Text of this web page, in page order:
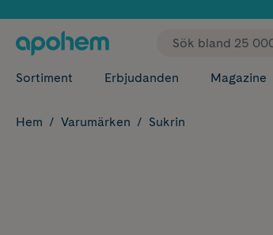
Sortiment Erbjudanden Magazine
Hem Varumärken Sukrin